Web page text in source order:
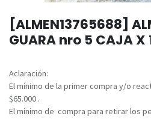
[ALMEN13765688]
GUARA nro 5 CAJA X
Aclaración:
El mínimo de la primer compra y/o
$65.000 .
El mínimo de compra para retirar los